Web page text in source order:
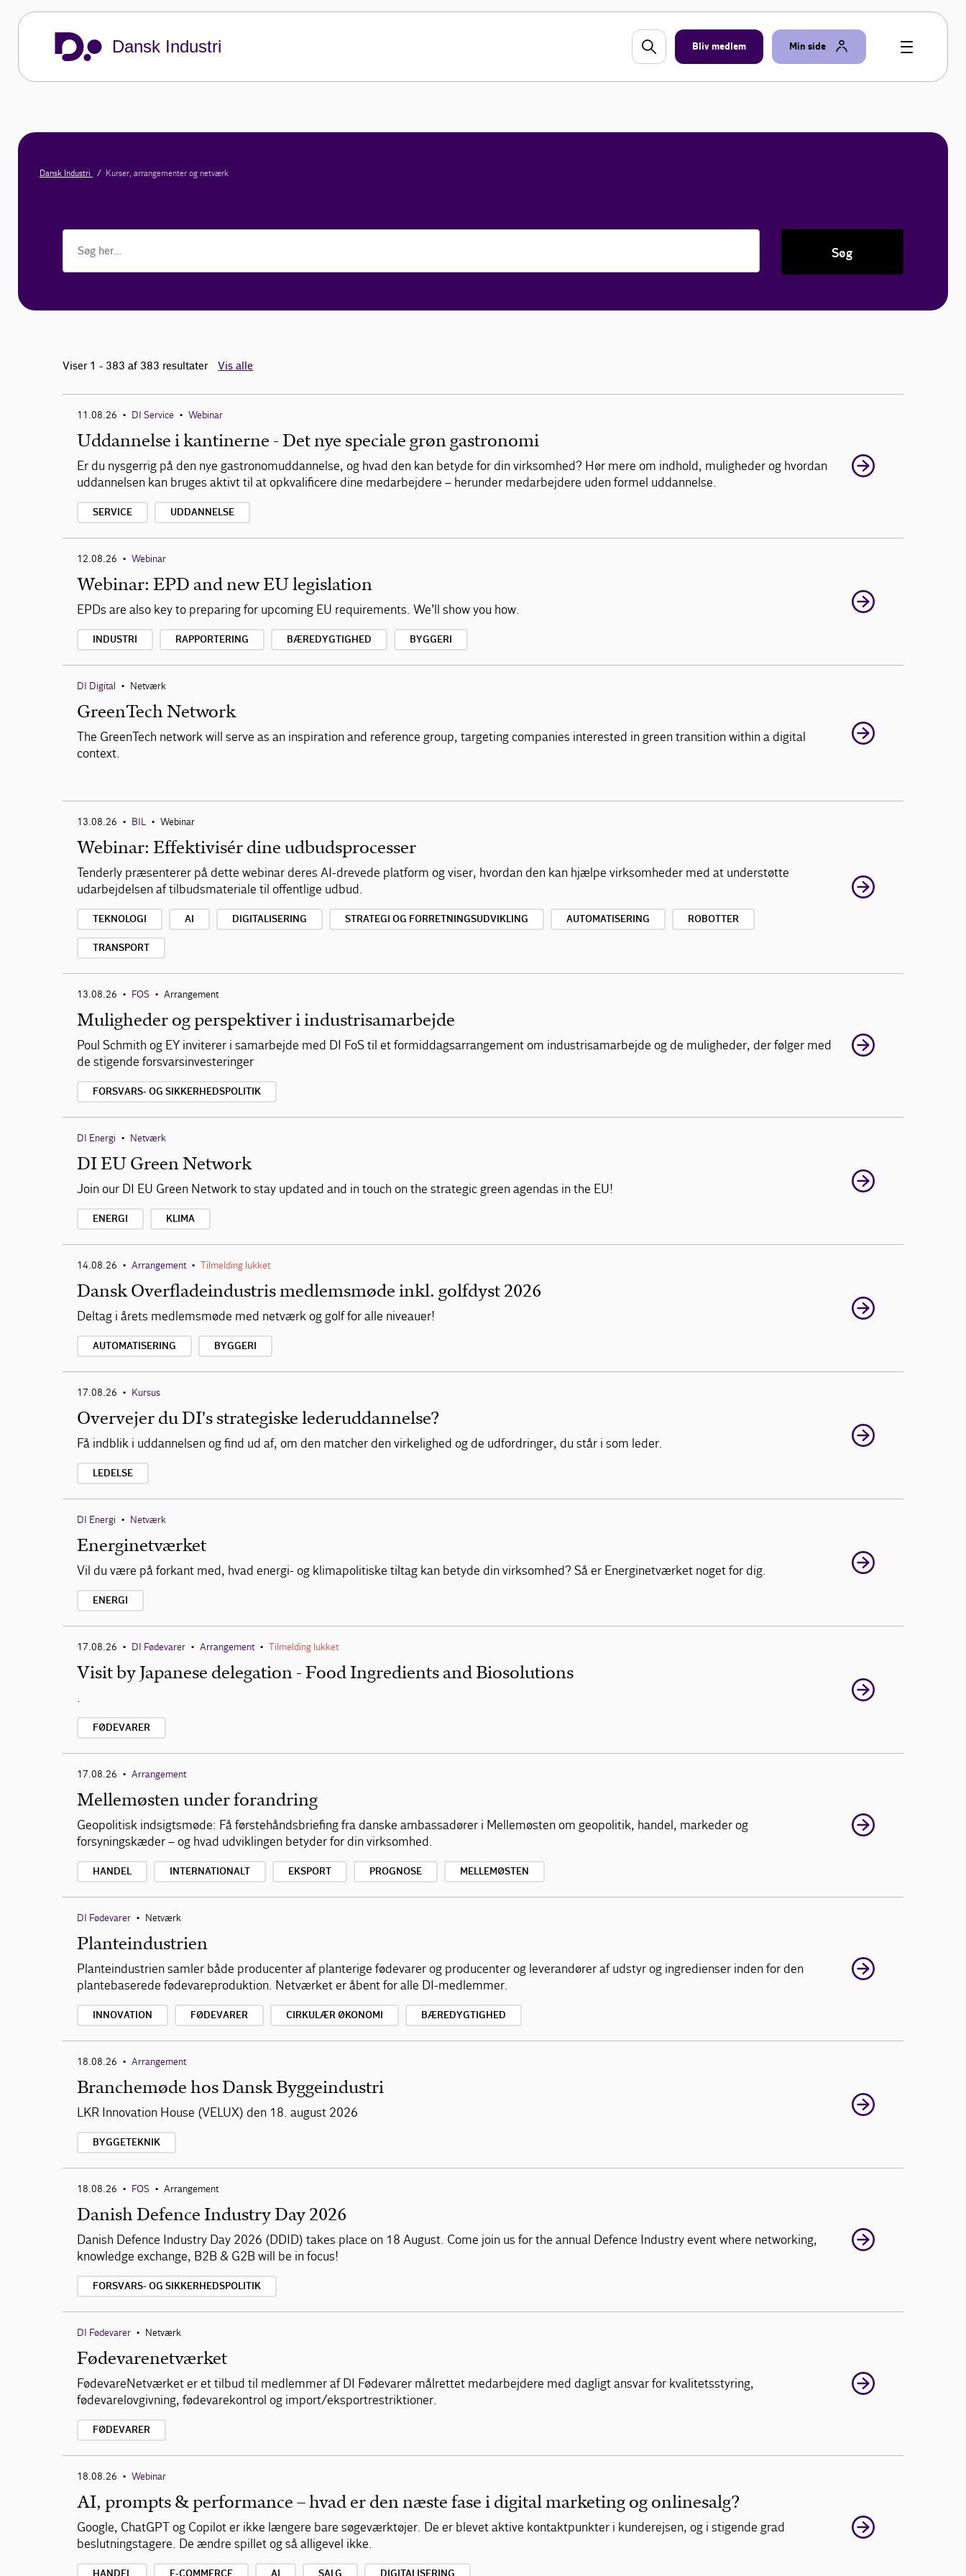
Dansk Industri Bliv medlem Min side
Dansk Industri Kurser, arrangementer og netværk
Søg
Viser 1 - 383 af 383 resultaterVis alle
11.08.26 • DI Service • Webinar
Uddannelse i kantinerne - Det nye speciale grøn gastronomi
Er du nysgerrig på den nye gastronomuddannelse, og hvad den kan betyde for din virksomhed? Hør mere om indhold, muligheder og hvordan
uddannelsen kan bruges aktivt til at opkvalificere dine medarbejdere – herunder medarbejdere uden formel uddannelse.
SERVICE UDDANNELSE
12.08.26 • Webinar
Webinar: EPD and new EU legislation
EPDs are also key to preparing for upcoming EU requirements. We’ll show you how.
INDUSTRI RAPPORTERING BÆREDYGTIGHED BYGGERI
DI Digital • Netværk
GreenTech Network
The GreenTech network will serve as an inspiration and reference group, targeting companies interested in green transition within a digital
context.
13.08.26 • BIL • Webinar
Webinar: Effektivisér dine udbudsprocesser
Tenderly præsenterer på dette webinar deres AI-drevede platform og viser, hvordan den kan hjælpe virksomheder med at understøtte
udarbejdelsen af tilbudsmateriale til offentlige udbud.
TEKNOLOGI AI DIGITALISERING STRATEGI OG FORRETNINGSUDVIKLING AUTOMATISERING ROBOTTER
TRANSPORT
13.08.26 • FOS • Arrangement
Muligheder og perspektiver i industrisamarbejde
Poul Schmith og EY inviterer i samarbejde med DI FoS til et formiddagsarrangement om industrisamarbejde og de muligheder, der følger med
de stigende forsvarsinvesteringer
FORSVARS- OG SIKKERHEDSPOLITIK
DI Energi • Netværk
DI EU Green Network
Join our DI EU Green Network to stay updated and in touch on the strategic green agendas in the EU!
ENERGI KLIMA
14.08.26 • Arrangement • Tilmelding lukket
Dansk Overfladeindustris medlemsmøde inkl. golfdyst 2026
Deltag i årets medlemsmøde med netværk og golf for alle niveauer!
AUTOMATISERING BYGGERI
17.08.26 • Kursus
Overvejer du DI's strategiske lederuddannelse?
Få indblik i uddannelsen og find ud af, om den matcher den virkelighed og de udfordringer, du står i som leder.
LEDELSE
DI Energi • Netværk
Energinetværket
Vil du være på forkant med, hvad energi- og klimapolitiske tiltag kan betyde din virksomhed? Så er Energinetværket noget for dig.
ENERGI
17.08.26 • DI Fødevarer • Arrangement • Tilmelding lukket
Visit by Japanese delegation - Food Ingredients and Biosolutions
.
FØDEVARER
17.08.26 • Arrangement
Mellemøsten under forandring
Geopolitisk indsigtsmøde: Få førstehåndsbriefing fra danske ambassadører i Mellemøsten om geopolitik, handel, markeder og
forsyningskæder – og hvad udviklingen betyder for din virksomhed.
HANDEL INTERNATIONALT EKSPORT PROGNOSE MELLEMØSTEN
DI Fødevarer • Netværk
Planteindustrien
Planteindustrien samler både producenter af planterige fødevarer og producenter og leverandører af udstyr og ingredienser inden for den
plantebaserede fødevareproduktion. Netværket er åbent for alle DI-medlemmer.
INNOVATION FØDEVARER CIRKULÆR ØKONOMI BÆREDYGTIGHED
18.08.26 • Arrangement
Branchemøde hos Dansk Byggeindustri
LKR Innovation House (VELUX) den 18. august 2026
BYGGETEKNIK
18.08.26 • FOS • Arrangement
Danish Defence Industry Day 2026
Danish Defence Industry Day 2026 (DDID) takes place on 18 August. Come join us for the annual Defence Industry event where networking,
knowledge exchange, B2B & G2B will be in focus!
FORSVARS- OG SIKKERHEDSPOLITIK
DI Fødevarer • Netværk
Fødevarenetværket
FødevareNetværket er et tilbud til medlemmer af DI Fødevarer målrettet medarbejdere med dagligt ansvar for kvalitetsstyring,
fødevarelovgivning, fødevarekontrol og import/eksportrestriktioner.
FØDEVARER
18.08.26 • Webinar
AI, prompts & performance – hvad er den næste fase i digital marketing og onlinesalg?
Google, ChatGPT og Copilot er ikke længere bare søgeværktøjer. De er blevet aktive kontaktpunkter i kunderejsen, og i stigende grad
beslutningstagere. De ændre spillet og så alligevel ikke.